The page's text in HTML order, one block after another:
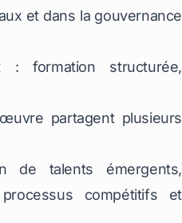
et dans la gouvernance
: formation structurée,
partagent plusieurs
de talents émergents,
compétitifs et